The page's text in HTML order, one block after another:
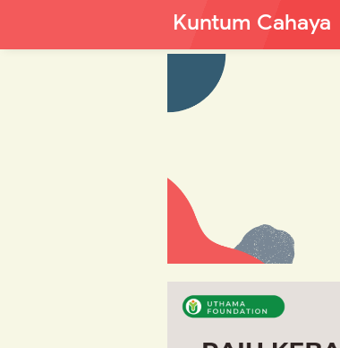
Kuntum Cahaya